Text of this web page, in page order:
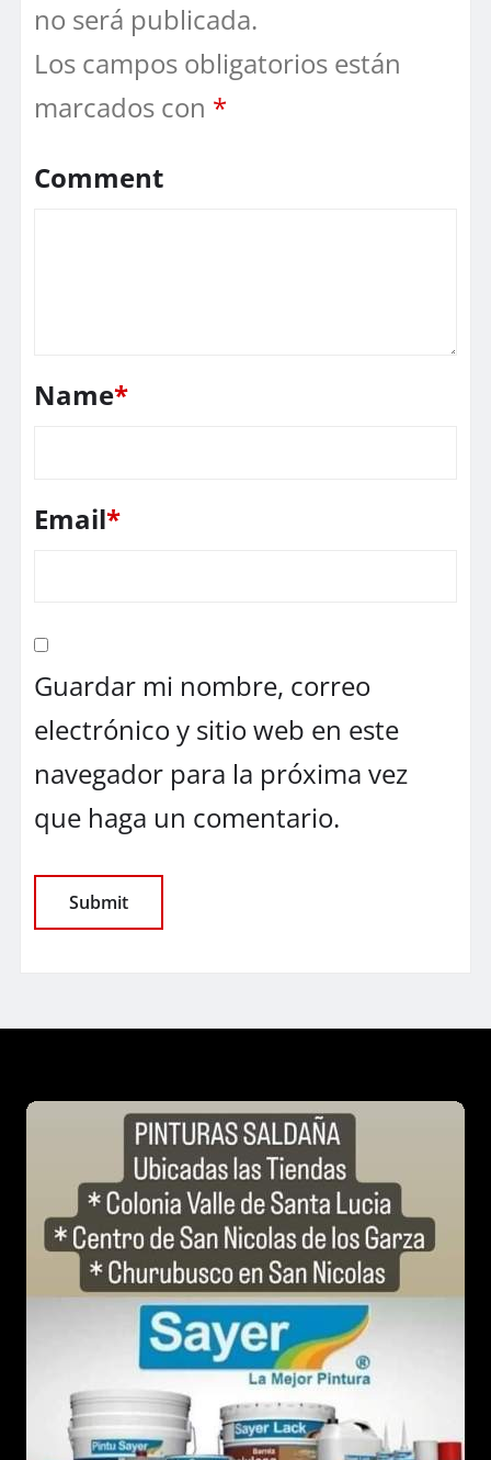
no será publicada.
Los campos obligatorios están
marcados con *
Comment
Name*
Email*
Guardar mi nombre, correo
electrónico y sitio web en este
navegador para la próxima vez
que haga un comentario.